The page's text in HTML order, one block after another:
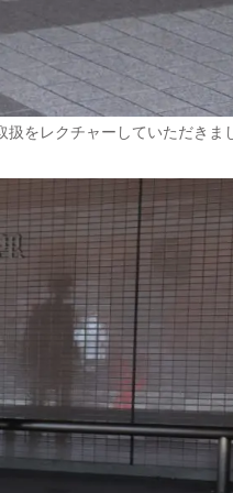
扱をレクチャーしていただきま